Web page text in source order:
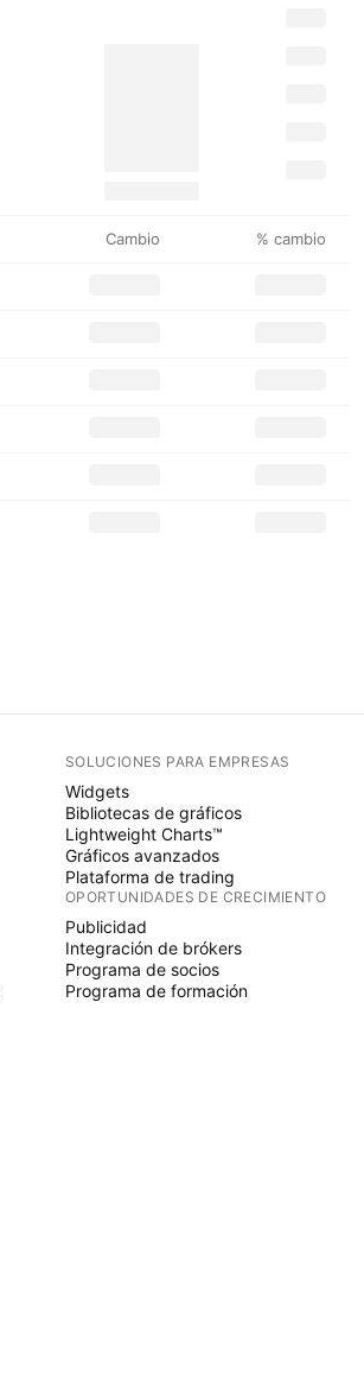
Cambio % cambio
SOLUCIONES PARA EMPRESAS
Widgets
Bibliotecas de gráficos
Lightweight Charts™
Gráficos avanzados
Plataforma de trading
OPORTUNIDADES DE CRECIMIENTO
Publicidad
Integración de brókers
Programa de socios
Programa de formación